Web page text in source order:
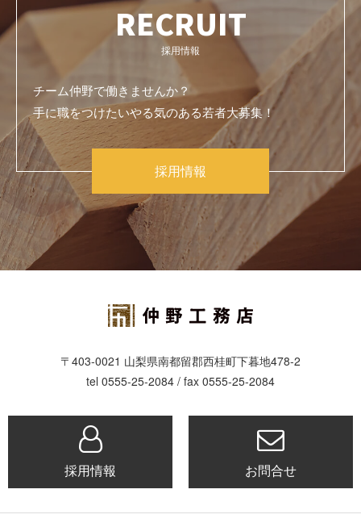
RECRUIT
採用情報
チーム仲野で働きませんか？
手に職をつけたいやる気のある若者大募集！
採用情報
〒403-0021 山梨県南都留郡西桂町下暮地478-2
tel 0555-25-2084 / fax 0555-25-2084
採用情報 お問合せ